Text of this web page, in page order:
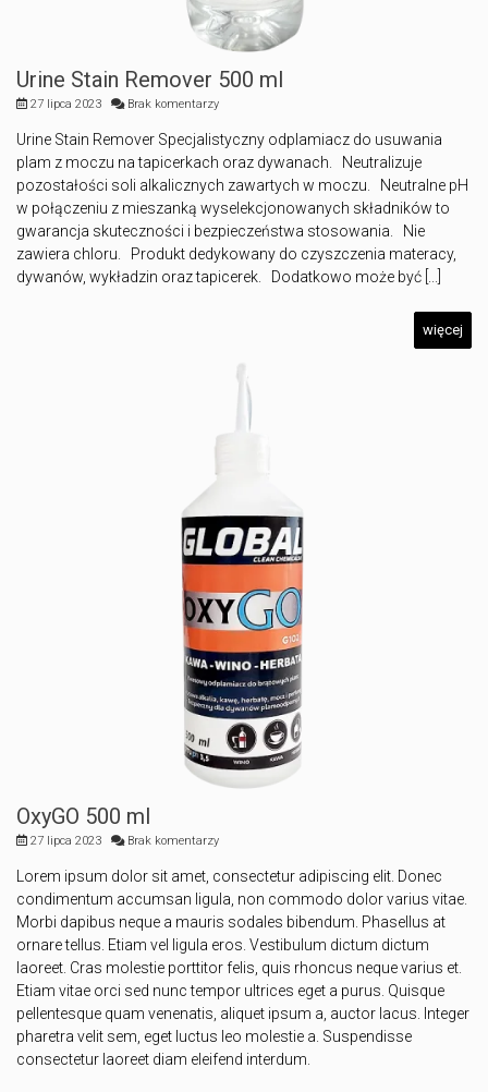
Urine Stain Remover 500 ml
27 lipca 2023 Brak komentarzy
Urine Stain Remover Specjalistyczny odplamiacz do usuwania
plam z moczu na tapicerkach oraz dywanach. Neutralizuje
pozostałości soli alkalicznych zawartych w moczu. Neutralne pH
w połączeniu z mieszanką wyselekcjonowanych składników to
gwarancja skuteczności i bezpieczeństwa stosowania. Nie
zawiera chloru. Produkt dedykowany do czyszczenia materacy,
dywanów, wykładzin oraz tapicerek. Dodatkowo może być [...]
więcej
OxyGO 500 ml
27 lipca 2023 Brak komentarzy
Lorem ipsum dolor sit amet, consectetur adipiscing elit. Donec
condimentum accumsan ligula, non commodo dolor varius vitae.
Morbi dapibus neque a mauris sodales bibendum. Phasellus at
ornare tellus. Etiam vel ligula eros. Vestibulum dictum dictum
laoreet. Cras molestie porttitor felis, quis rhoncus neque varius et.
Etiam vitae orci sed nunc tempor ultrices eget a purus. Quisque
pellentesque quam venenatis, aliquet ipsum a, auctor lacus. Integer
pharetra velit sem, eget luctus leo molestie a. Suspendisse
consectetur laoreet diam eleifend interdum.